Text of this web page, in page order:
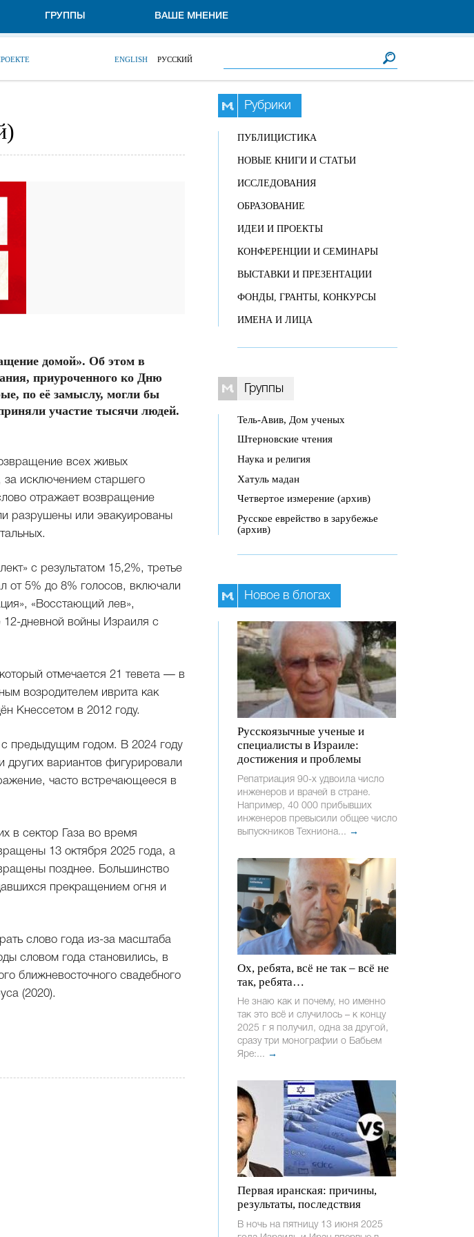
ГРУППЫ ВАШЕ МНЕНИЕ
ENGLISH РУССКИЙ
домой». Об этом в
приуроченного ко Дню
по её замыслу, могли бы
участие тысячи людей.
всех живых
за исключением старшего
отражает возвращение
разрушены или эвакуированы
с результатом 15,2%, третье
от 5% до 8% голосов, включали
«Восстающий лев»,
дневной войны Израиля с
отмечается 21 тевета — в
возродителем иврита как
Кнессетом в 2012 году.
предыдущим годом. В 2024 году
вариантов фигурировали
часто встречающееся в
в сектор Газа во время
13 октября 2025 года, а
позднее. Большинство
прекращением огня и
слово года из-за масштаба
словом года становились, в
ближневосточного свадебного
(2020).
Рубрики
ПУБЛИЦИСТИКА
НОВЫЕ КНИГИ И СТАТЬИ
ИССЛЕДОВАНИЯ
ОБРАЗОВАНИЕ
ИДЕИ И ПРОЕКТЫ
КОНФЕРЕНЦИИ И СЕМИНАРЫ
ВЫСТАВКИ И ПРЕЗЕНТАЦИИ
ФОНДЫ, ГРАНТЫ, КОНКУРСЫ
ИМЕНА И ЛИЦА
Группы
Тель-Авив, Дом ученых
Штерновские чтения
Наука и религия
Хатуль мадан
Четвертое измерение (архив)
Русское еврейство в зарубежье
(архив)
Новое в блогах
Русскоязычные ученые и
специалисты в Израиле:
достижения и проблемы
Репатриация 90-х удвоила число
инженеров и врачей в стране.
Например, 40 000 прибывших
инженеров превысили общее число
выпускников Техниона... →
Ох, ребята, всё не так – всё не
так, ребята…
Не знаю как и почему, но именно
так это всё и случилось – к концу
2025 г я получил, одна за другой,
сразу три монографии о Бабьем
Яре:... →
Первая иранская: причины,
результаты, последствия
В ночь на пятницу 13 июня 2025